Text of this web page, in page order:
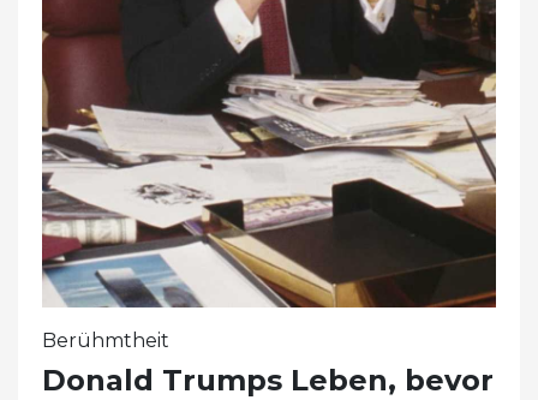
Berühmtheit
Donald Trumps Leben, bevor